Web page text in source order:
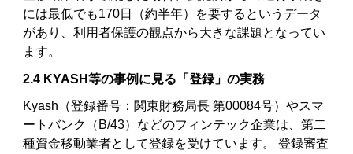
には最低でも170日（約半年）を要するというデータ
があり、利用者保護の観点から大きな課題となってい
ます。
2.4 KYASH等の事例に見る「登録」の実務
Kyash（登録番号：関東財務局長 第00084号）やスマ
ートバンク（B/43）などのフィンテック企業は、第二
種資金移動業者として登録を受けています。 登録審査